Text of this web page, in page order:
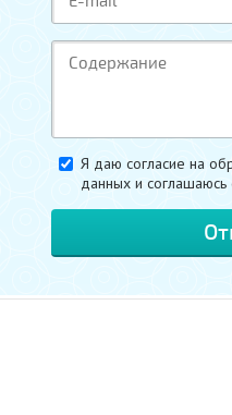
Я даю согласие на
данных и